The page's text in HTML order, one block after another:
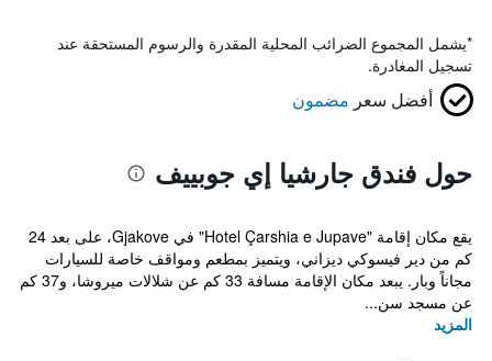
*يشمل المجموع الضرائب المحلية المقدرة والرسوم المستحقة عند
تسجيل المغادرة.
أفضل سعر مضمون
حول فندق جارشيا إي جوبييف
يقع مكان إقامة "Hotel Çarshia e Jupave" في Gjakove، على بعد 24
كم من دير فيسوكي ديزاني، ويتميز بمطعم ومواقف خاصة للسيارات
مجاناً وبار. يبعد مكان الإقامة مسافة 33 كم عن شلالات ميروشا، و37 كم
عن مسجد سن...
المزيد